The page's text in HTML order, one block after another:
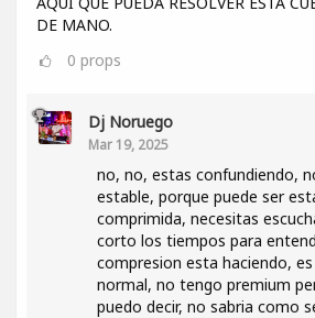
DE MANO.
0 props
Dj Noruego
Mar 19, 2025
no, no, estas confundiendo,
estable, porque puede ser
comprimida, necesitas
corto los tiempos para
compresion esta haciendo,
normal, no tengo premium
puedo decir, no sabria como